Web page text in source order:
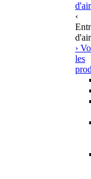
d'air
‹
d'air
›
les